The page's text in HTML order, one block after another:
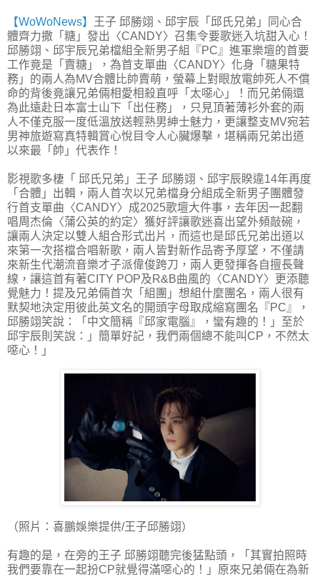
【WoWoNews】
王子 邱勝翊、邱宇辰「邱氏兄弟」同心合
體齊力撒「糖」發出〈CANDY〉召集令要歌迷入坑甜入心！
邱勝翊、邱宇辰兄弟檔組全新男子組『PC』進軍樂壇的首要
工作竟是「賣糖」，為首支單曲〈CANDY〉化身「糖果特
務」的兩人為MV合體比帥賣萌，螢幕上對眼放電帥死人不償
命的背後竟讓兄弟倆相愛相殺直呼「太噁心」！而兄弟倆還
為此遠赴日本富士山下「出任務」，只見頂著薄衫外套的兩
人不僅克服一度低溫放送輕熟男紳士魅力，更讓整支MV宛若
男神旅遊寫真特輯賞心悅目令人心臟爆擊，堪稱兩兄弟出道
以來最「帥」代表作！
影視歌多棲「 邱氏兄弟」王子 邱勝翊、邱宇辰睽違14年再度
「合體」出輯，兩人首次以兄弟檔身分組成全新男子團體發
行首支單曲〈CANDY〉成2025歌壇大件事，去年因一起翻
唱周杰倫〈蒲公英的約定〉獲好評讓歌迷喜出望外頻敲碗，
讓兩人決定以雙人組合形式出片，而這也是邱氏兄弟出道以
來第一次搭檔合唱新歌，兩人皆對新作品寄予厚望，不僅請
來新生代潮流音樂才子派偉俊跨刀，兩人更發揮各自擅長聲
線，讓這首有著CITY POP及R&B曲風的〈CANDY〉更添聽
覺魅力！提及兄弟倆首次「組團」想組什麼團名，兩人很有
默契地決定用彼此英文名的開頭字母取成縮寫團名『PC』，
邱勝翊笑說：「中文簡稱『邱家電腦』，蠻有趣的！」至於
邱宇辰則笑說：」簡單好記，我們兩個總不能叫CP，不然太
噁心！」
（照片：喜鵬娛樂提供/王子邱勝翊）
有趣的是，在旁的王子 邱勝翊聽完後猛點頭，「其實拍照時
我們要靠在一起扮CP就覺得滿噁心的！」原來兄弟倆在為新